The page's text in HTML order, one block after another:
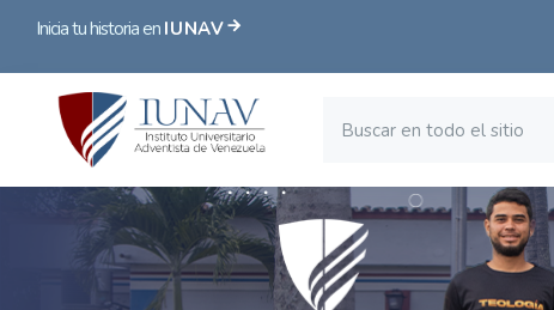
Inicia tu historia en IUNAV
Bloques